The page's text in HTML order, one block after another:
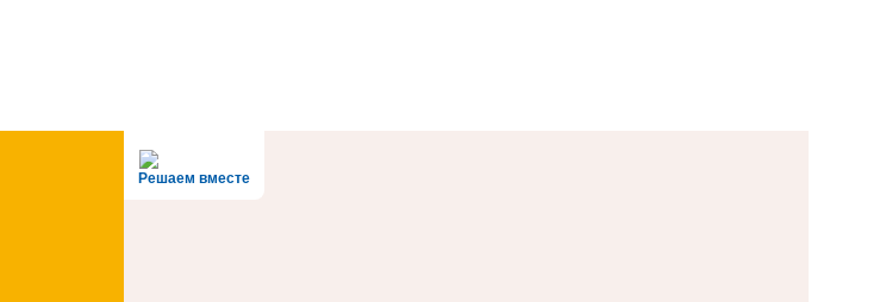
Решаем вместе